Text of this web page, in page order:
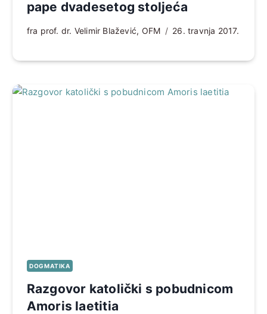
pape dvadesetog stoljeća
fra prof. dr. Velimir Blažević, OFM 26. travnja 2017.
DOGMATIKA
Razgovor katolički s pobudnicom
Amoris laetitia